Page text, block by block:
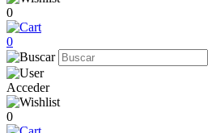
0
0
Acceder
0